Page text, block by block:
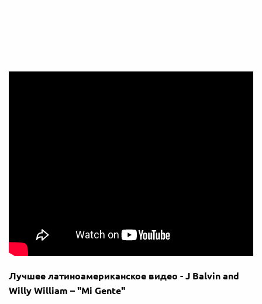
Лучшее латиноамериканское видео - J Balvin and
Willy William – "Mi Gente"